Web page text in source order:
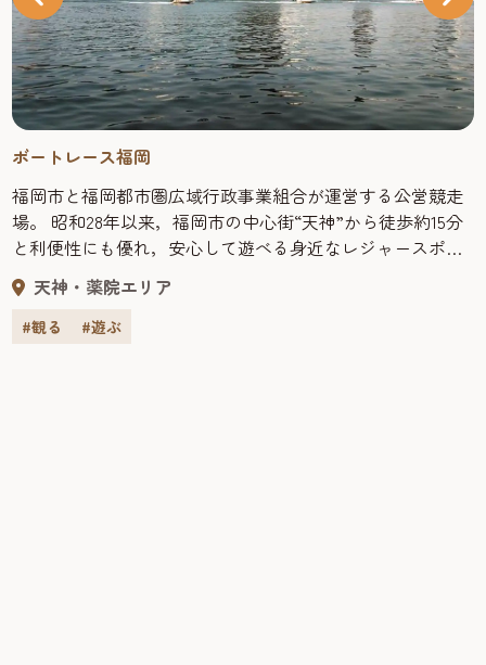
ボートレース福岡
福岡市と福岡都市圏広域行政事業組合が運営する公営競走
場。 昭和28年以来，福岡市の中心街“天神”から徒歩約15分
と利便性にも優れ，安心して遊べる身近なレジャースポッ
トとして親しまれています。 スタンドからは福岡ポートタ
ワー，福岡都市高速道路，博多湾に発着する船も眺めら
れ，日常の生活を忘れ，のどかな別世界の時間を過ごせま
天神・薬院エリア
#観る #遊ぶ